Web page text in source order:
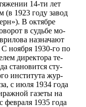
14-ти лет
(в 1923 году завод
В октябре
в судьбе мо-
назначают
ноября 1930-го по
директора те-
становится сту-
института жур-
с июля 1934 года
газеты на
февраля 1935 года